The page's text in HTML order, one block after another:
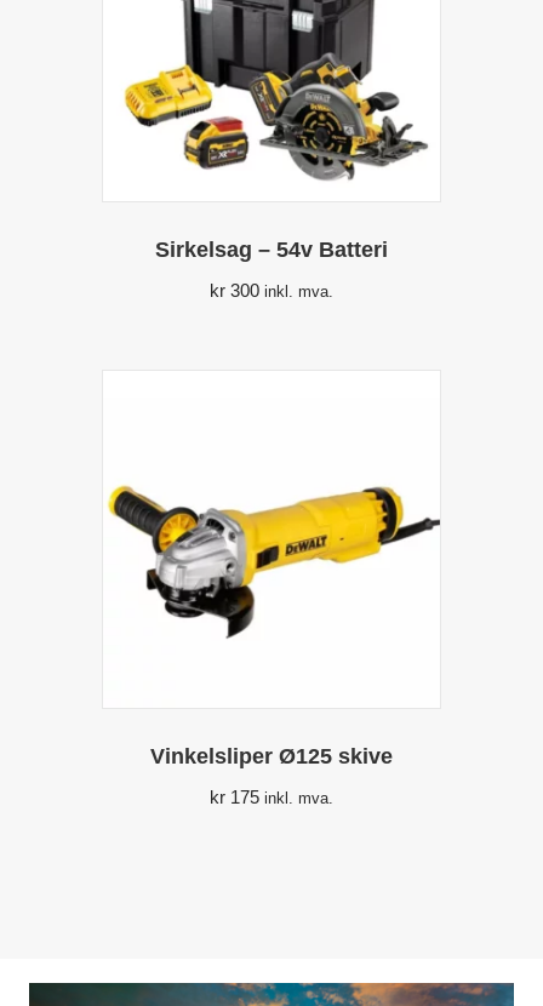
Sirkelsag – 54v Batteri
kr 300 inkl. mva.
Vinkelsliper Ø125 skive
kr 175 inkl. mva.